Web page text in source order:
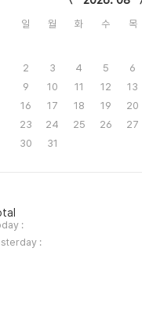
일 월 화 수 목
2
3 4 5 6
9
10 11 12 13
16
17 18 19 20
23
24 25 26 27
30
31
:
: